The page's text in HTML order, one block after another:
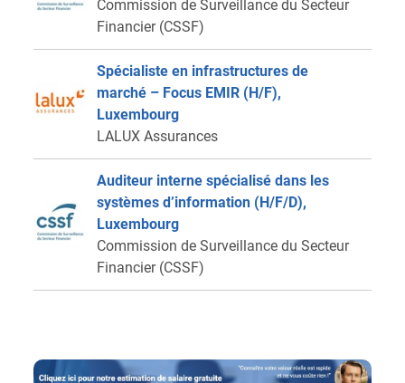
Commission de Surveillance du Secteur
Financier (CSSF)
Spécialiste en infrastructures de
marché – Focus EMIR (H/F),
Luxembourg
LALUX Assurances
Auditeur interne spécialisé dans les
systèmes d’information (H/F/D),
Luxembourg
Commission de Surveillance du Secteur
Financier (CSSF)